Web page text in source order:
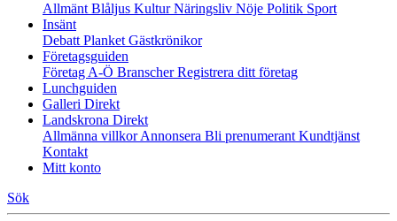
Allmänt Blåljus KulturNäringsliv Nöje Politik Sport
Insänt
Debatt Planket Gästkrönikor
Företagsguiden
Företag A-Ö BranscherRegistrera ditt företag
Lunchguiden
Galleri Direkt
Landskrona Direkt
Allmänna villkorAnnonsera Bli prenumerant Kundtjänst
Kontakt
Mitt konto
Sök